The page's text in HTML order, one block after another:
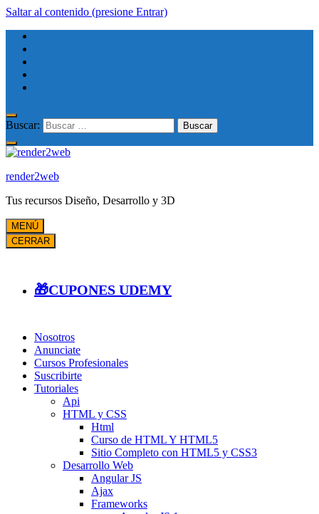
Saltar al contenido (presione Entrar)
Buscar:
render2web
Tus recursos Diseño, Desarrollo y 3D
MENÚ
CERRAR
🎁CUPONES UDEMY
Nosotros
Anunciate
Cursos Profesionales
Suscribirte
Tutoriales
Api
HTML y CSS
Html
Curso de HTML Y HTML5
Sitio Completo con HTML5 y CSS3
Desarrollo Web
Angular JS
Ajax
Frameworks